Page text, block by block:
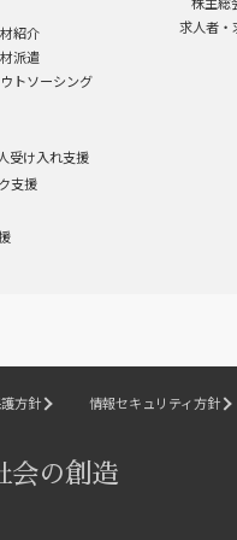
紹介
派遣
トソーシング
受け入れ支援
支援
求人者・
方針 情報セキュリティ方針
の創造